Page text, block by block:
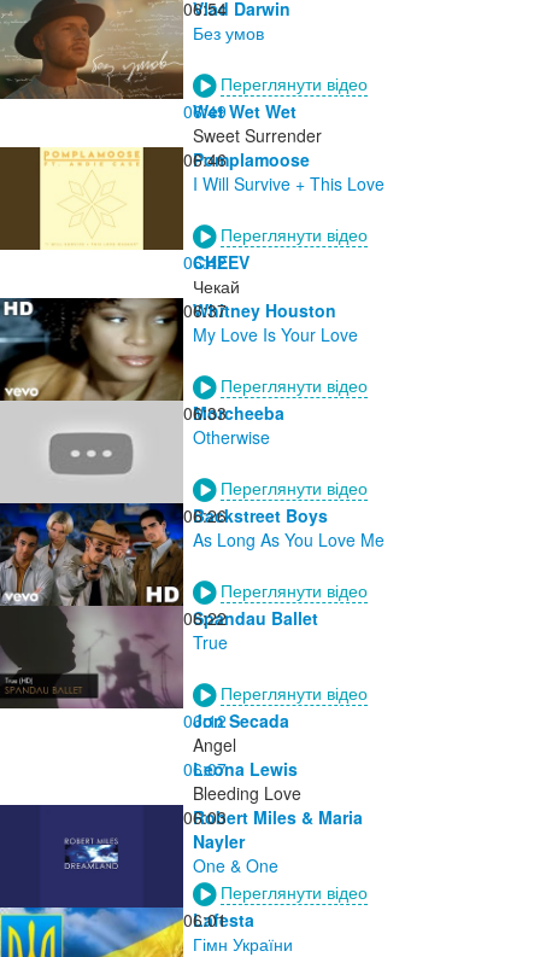
06:54
Vlad Darwin
Без умов
Переглянути відео
06:49
Wet Wet Wet
Sweet Surrender
06:46
Pomplamoose
I Will Survive + This Love
Переглянути відео
06:42
CHEEV
Чекай
06:37
Whitney Houston
My Love Is Your Love
Переглянути відео
06:33
Morcheeba
Otherwise
Переглянути відео
06:26
Backstreet Boys
As Long As You Love Me
Переглянути відео
06:22
Spandau Ballet
True
Переглянути відео
06:12
Jon Secada
Angel
06:07
Leona Lewis
Bleeding Love
06:03
Robert Miles & Maria
Nayler
One & One
Переглянути відео
06:01
Lafesta
Гімн України